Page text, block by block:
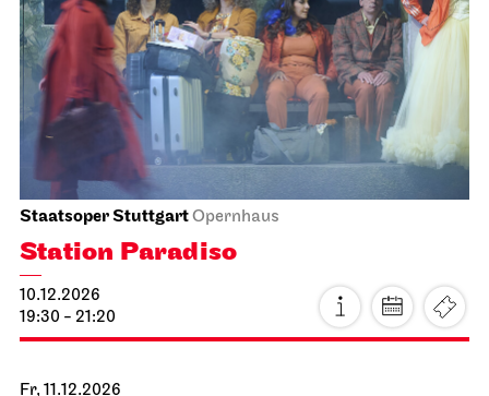
Schauspiel Stuttgart Schauspielhaus
Tanzende Idioten
20.11.2026
19:30